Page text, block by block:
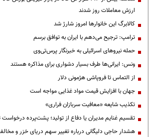
ارزش معاملات روز شدند
کالابرگ این خانوارها امروز شارژ شد
ترامپ: ترجیح می‌دهم با ایران به توافق برسم
حمله نیروهای اسرائیلی به خبرنگار پرس‌تی‌وی
ونس: ایرانی‌ها طرف بسیار دشواری برای مذاکره هستند
از التماس تا فروپاشی هژمونی دلار
جهان با افزایش قیمت مواد غذایی مواجه است
تکذیب شایعه «معافیت سربازان فراری»
تقسیم غنایم مدیران یا دفاع از تولید؛ پشت‌پرده
هشدار حاجی دلیگانی درباره تغییر سهم دریای خزر و